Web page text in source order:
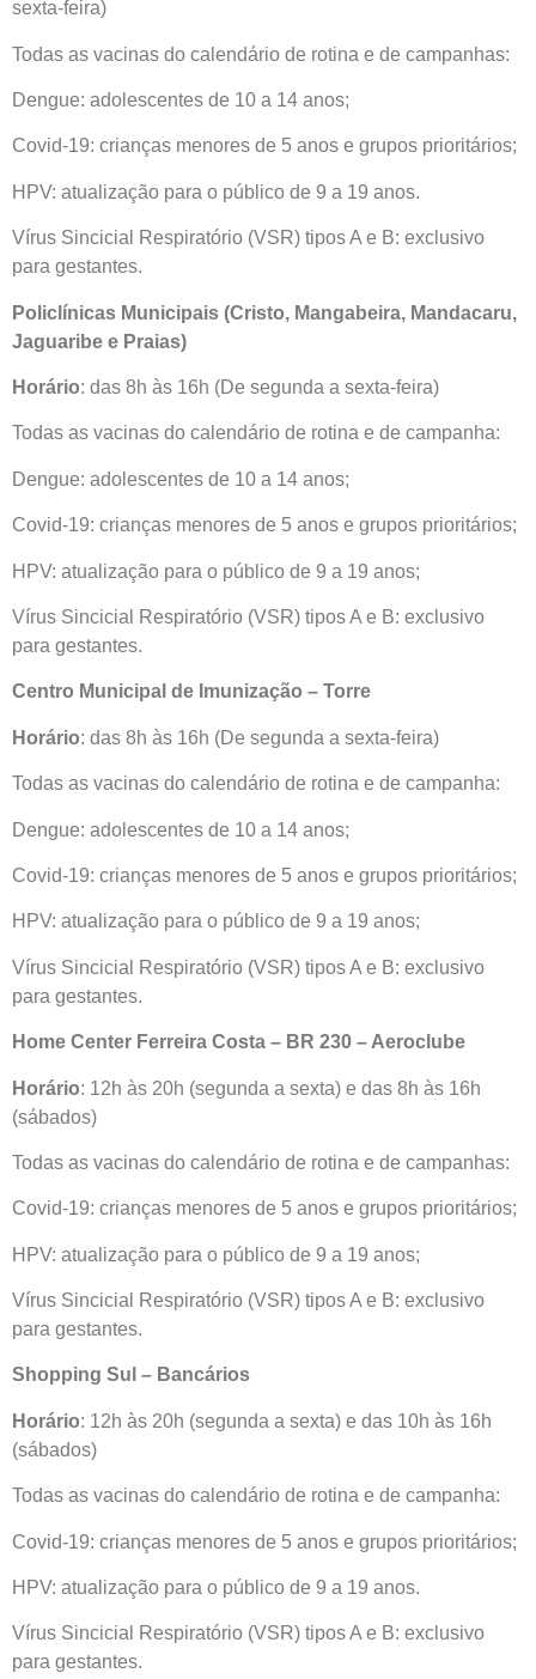
sexta-feira)
Todas as vacinas do calendário de rotina e de campanhas:
Dengue: adolescentes de 10 a 14 anos;
Covid-19: crianças menores de 5 anos e grupos prioritários;
HPV: atualização para o público de 9 a 19 anos.
Vírus Sincicial Respiratório (VSR) tipos A e B: exclusivo
para gestantes.
Policlínicas Municipais (Cristo, Mangabeira, Mandacaru,
Jaguaribe e Praias)
Horário: das 8h às 16h (De segunda a sexta-feira)
Todas as vacinas do calendário de rotina e de campanha:
Dengue: adolescentes de 10 a 14 anos;
Covid-19: crianças menores de 5 anos e grupos prioritários;
HPV: atualização para o público de 9 a 19 anos;
Vírus Sincicial Respiratório (VSR) tipos A e B: exclusivo
para gestantes.
Centro Municipal de Imunização – Torre
Horário: das 8h às 16h (De segunda a sexta-feira)
Todas as vacinas do calendário de rotina e de campanha:
Dengue: adolescentes de 10 a 14 anos;
Covid-19: crianças menores de 5 anos e grupos prioritários;
HPV: atualização para o público de 9 a 19 anos;
Vírus Sincicial Respiratório (VSR) tipos A e B: exclusivo
para gestantes.
Home Center Ferreira Costa – BR 230 – Aeroclube
Horário: 12h às 20h (segunda a sexta) e das 8h às 16h
(sábados)
Todas as vacinas do calendário de rotina e de campanhas:
Covid-19: crianças menores de 5 anos e grupos prioritários;
HPV: atualização para o público de 9 a 19 anos;
Vírus Sincicial Respiratório (VSR) tipos A e B: exclusivo
para gestantes.
Shopping Sul – Bancários
Horário: 12h às 20h (segunda a sexta) e das 10h às 16h
(sábados)
Todas as vacinas do calendário de rotina e de campanha:
Covid-19: crianças menores de 5 anos e grupos prioritários;
HPV: atualização para o público de 9 a 19 anos.
Vírus Sincicial Respiratório (VSR) tipos A e B: exclusivo
para gestantes.